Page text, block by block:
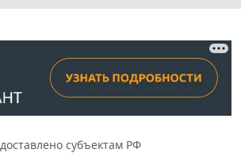
субъектам РФ